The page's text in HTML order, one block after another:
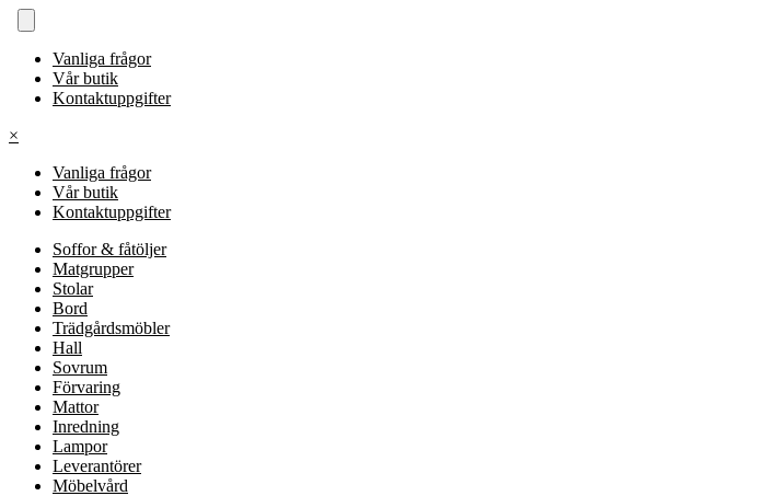
Vanliga frågor
Vår butik
Kontaktuppgifter
×
Vanliga frågor
Vår butik
Kontaktuppgifter
Soffor & fåtöljer
Matgrupper
Stolar
Bord
Trädgårdsmöbler
Hall
Sovrum
Förvaring
Mattor
Inredning
Lampor
Leverantörer
Möbelvård